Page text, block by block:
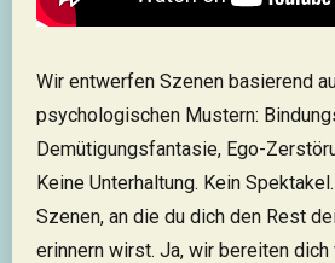
Wir entwerfen Szenen basierend
psychologischen Mustern:
Demütigungsfantasie, Ego-
Keine Unterhaltung. Kein
Szenen, an die du dich den Rest
erinnern wirst. Ja, wir bereiten